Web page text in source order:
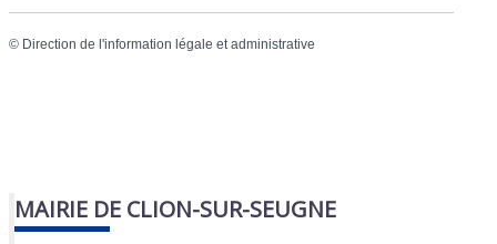
© Direction de l'information légale et administrative
MAIRIE DE CLION-SUR-SEUGNE